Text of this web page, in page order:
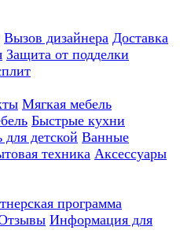
Вызов дизайнера Доставка
Защита от подделки
Мягкая мебель
Быстрые кухни
детской Ванные
техника Аксессуары
программа
Информация для